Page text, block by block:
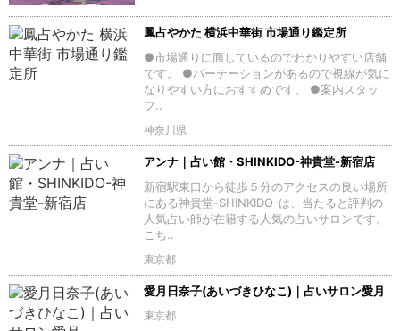
鳳占やかた 横浜中華街 市場通り鑑定所
●市場通りに面しているのでわかりやすい店舗
です。 ●パーテーションがあるので視線が気に
なりやすい方におすすめです。 ●案内スタッ
フ..
神奈川県
アンナ｜占い館・SHINKIDO-神貴堂-新宿店
新宿駅東口から徒歩５分のアクセスの良い場所
にある神貴堂-SHINKIDO-は、当たると評判の
人気占い師が在籍する人気の占いサロンです。
こち..
東京都
愛月日奈子(あいづきひなこ)｜占いサロン愛月
東京都